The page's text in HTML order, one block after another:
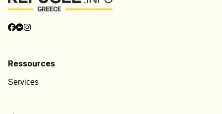
Ressources
Services